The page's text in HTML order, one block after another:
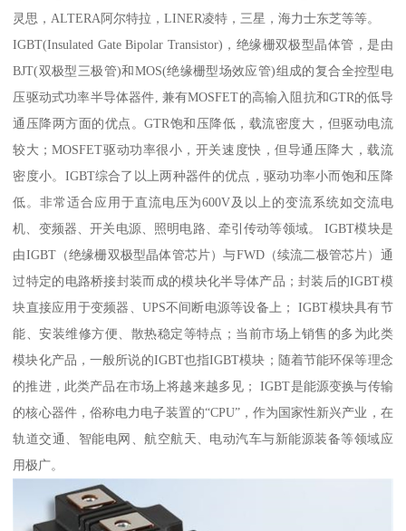
灵思，ALTERA阿尔特拉，LINER凌特，三星，海力士东芝等等。
IGBT(Insulated Gate Bipolar Transistor)，绝缘栅双极型晶体管，是由
BJT(双极型三极管)和MOS(绝缘栅型场效应管)组成的复合全控型电
压驱动式功率半导体器件, 兼有MOSFET的高输入阻抗和GTR的低导
通压降两方面的优点。GTR饱和压降低，载流密度大，但驱动电流
较大；MOSFET驱动功率很小，开关速度快，但导通压降大，载流
密度小。IGBT综合了以上两种器件的优点，驱动功率小而饱和压降
低。非常适合应用于直流电压为600V及以上的变流系统如交流电
机、变频器、开关电源、照明电路、牵引传动等领域。 IGBT模块是
由IGBT（绝缘栅双极型晶体管芯片）与FWD（续流二极管芯片）通
过特定的电路桥接封装而成的模块化半导体产品；封装后的IGBT模
块直接应用于变频器、UPS不间断电源等设备上； IGBT模块具有节
能、安装维修方便、散热稳定等特点；当前市场上销售的多为此类
模块化产品，一般所说的IGBT也指IGBT模块；随着节能环保等理念
的推进，此类产品在市场上将越来越多见； IGBT是能源变换与传输
的核心器件，俗称电力电子装置的“CPU”，作为国家性新兴产业，在
轨道交通、智能电网、航空航天、电动汽车与新能源装备等领域应
用极广。